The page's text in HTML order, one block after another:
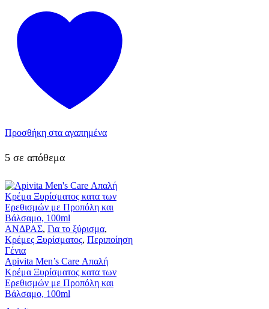
Προσθήκη στα αγαπημένα
5 σε απόθεμα
ΑΝΔΡΑΣ, Για το ξύρισμα,
Κρέμες Ξυρίσματος, Περιποίηση
Γένια
Apivita Men’s Care Απαλή
Κρέμα Ξυρίσματος κατα των
Ερεθισμών με Προπόλη και
Βάλσαμο, 100ml